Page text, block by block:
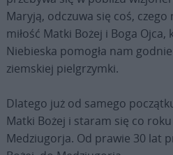
Maryją, odczuwa się coś, czego
miłość Matki Bożej i Boga
Niebieska pomogła nam
ziemskiej pielgrzymki.
Dlatego już od samego
Matki Bożej i staram się co
Medziugorja. Od prawie 30 lat